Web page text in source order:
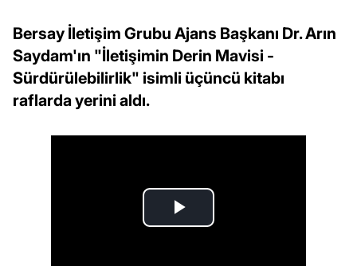
Bersay İletişim Grubu Ajans Başkanı Dr. Arın
Saydam'ın "İletişimin Derin Mavisi -
Sürdürülebilirlik" isimli üçüncü kitabı
raflarda yerini aldı.